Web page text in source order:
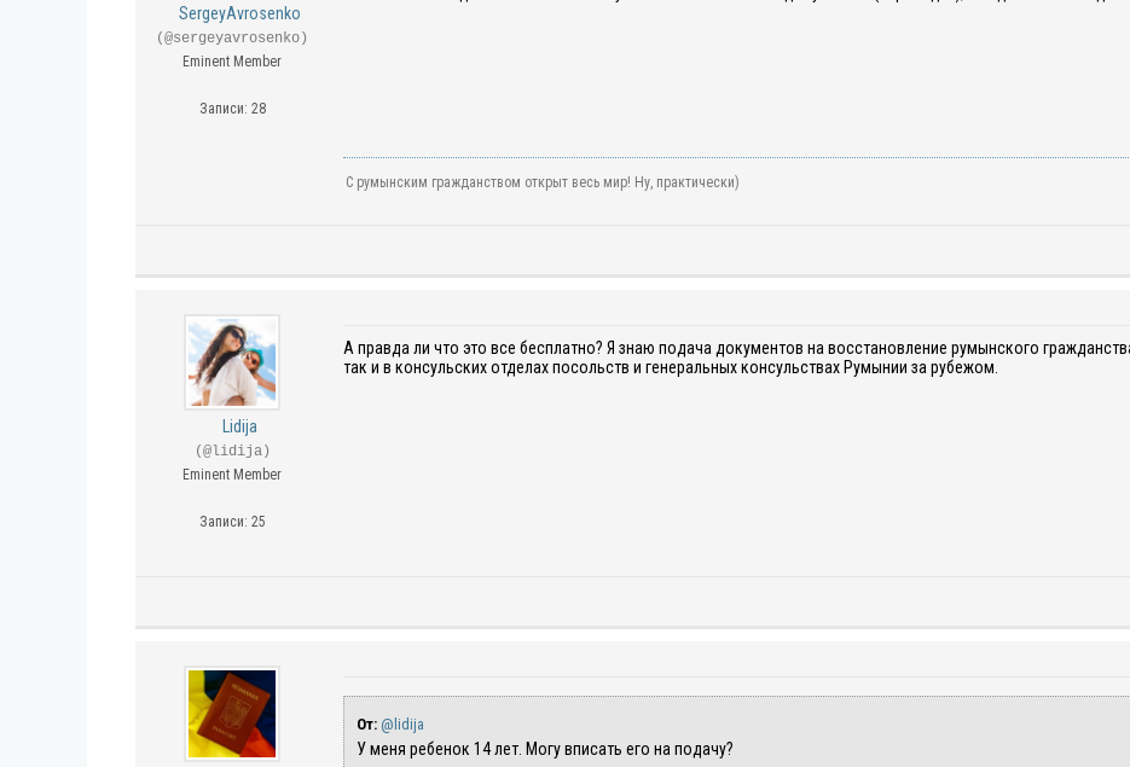
SergeyAvrosenko
(@sergeyavrosenko)
Eminent Member
Записи: 28
С румынским гражданством открыт весь мир! Ну, практически)
Lidija
(@lidija)
Eminent Member
Записи: 25
А правда ли что это все бесплатно? Я знаю подача документов на восстановление румынского
так и в консульских отделах посольств и генеральных консульствах Румынии за рубежом.
От: @lidija
У меня ребенок 14 лет. Могу вписать его на подачу?